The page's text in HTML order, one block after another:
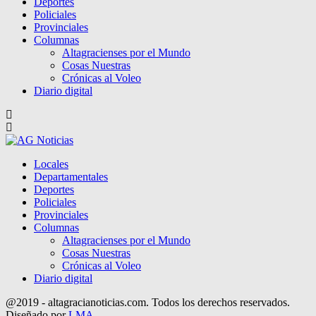
Policiales
Provinciales
Columnas
Altagracienses por el Mundo
Cosas Nuestras
Crónicas al Voleo
Diario digital
Locales
Departamentales
Deportes
Policiales
Provinciales
Columnas
Altagracienses por el Mundo
Cosas Nuestras
Crónicas al Voleo
Diario digital
@2019 - altagracianoticias.com. Todos los derechos reservados.